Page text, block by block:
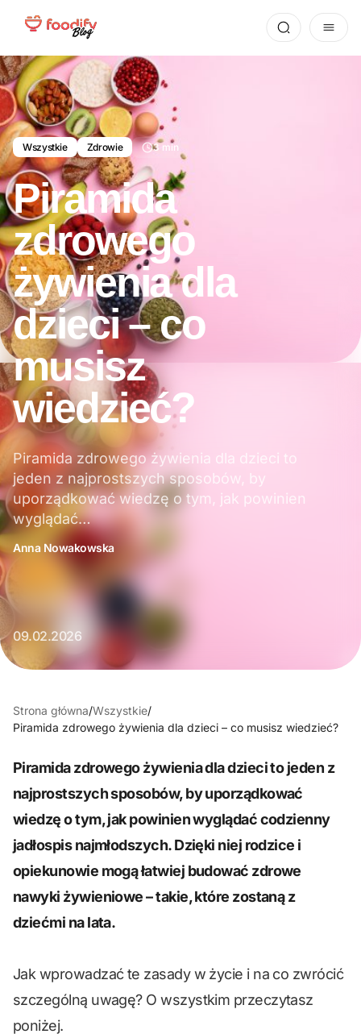
Wszystkie Zdrowie 3 min
Piramida
zdrowego
żywienia dla
dzieci – co
musisz
wiedzieć?
Piramida zdrowego żywienia dla dzieci to
jeden z najprostszych sposobów, by
uporządkować wiedzę o tym, jak powinien
wyglądać…
Anna Nowakowska
09.02.2026
Strona główna/Wszystkie/
Piramida zdrowego żywienia dla dzieci – co musisz wiedzieć?
Piramida zdrowego żywienia dla dzieci to jeden z
najprostszych sposobów, by uporządkować
wiedzę o tym, jak powinien wyglądać codzienny
jadłospis najmłodszych. Dzięki niej rodzice i
opiekunowie mogą łatwiej budować zdrowe
nawyki żywieniowe – takie, które zostaną z
dziećmi na lata.
Jak wprowadzać te zasady w życie i na co zwrócić
szczególną uwagę? O wszystkim przeczytasz
poniżej.